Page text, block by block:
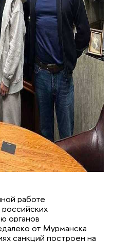
работе
органов
от Мурманска
санкций построен на